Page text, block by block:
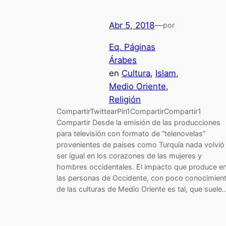
Abr 5, 2018—por
Eq. Páginas
Árabes
en Cultura, Islam
Medio Oriente
Religión
CompartirTwittearPin1CompartirCompartir1
Compartir Desde la emisión de las producciones
para televisión con formato de “telenovelas”
provenientes de países como Turquía nada volvió
ser igual en los corazones de las mujeres y
hombres occidentales. El impacto que produce
las personas de Occidente, con poco
de las culturas de Medio Oriente es tal, que